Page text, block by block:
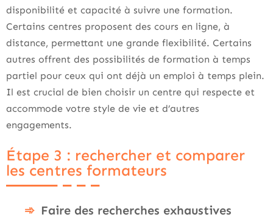
disponibilité et capacité à suivre une formation.
Certains centres proposent des cours en ligne, à
distance, permettant une grande flexibilité. Certains
autres offrent des possibilités de formation à temps
partiel pour ceux qui ont déjà un emploi à temps plein.
Il est crucial de bien choisir un centre qui respecte et
accommode votre style de vie et d’autres
engagements.
Étape 3 : rechercher et comparer
les centres formateurs
Faire des recherches exhaustives